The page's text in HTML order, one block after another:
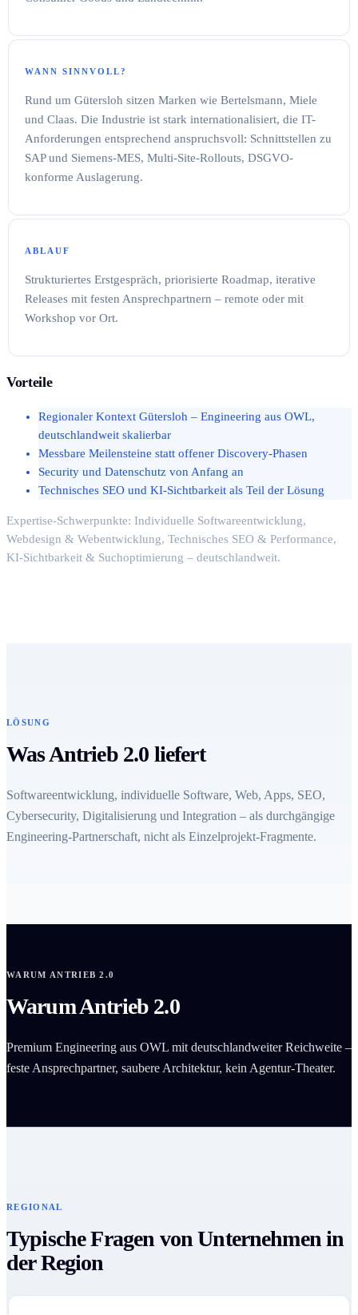
WANN SINNVOLL?
Rund um Gütersloh sitzen Marken wie Bertelsmann, Miele
und Claas. Die Industrie ist stark internationalisiert, die IT-
Anforderungen entsprechend anspruchsvoll: Schnittstellen zu
SAP und Siemens-MES, Multi-Site-Rollouts, DSGVO-
konforme Auslagerung.
ABLAUF
Strukturiertes Erstgespräch, priorisierte Roadmap, iterative
Releases mit festen Ansprechpartnern – remote oder mit
Workshop vor Ort.
Vorteile
Regionaler Kontext Gütersloh – Engineering aus OWL,
deutschlandweit skalierbar
Messbare Meilensteine statt offener Discovery-Phasen
Security und Datenschutz von Anfang an
Technisches SEO und KI-Sichtbarkeit als Teil der Lösung
Expertise-Schwerpunkte: Individuelle Softwareentwicklung,
Webdesign & Webentwicklung, Technisches SEO & Performance,
KI-Sichtbarkeit & Suchoptimierung – deutschlandweit.
LÖSUNG
Was Antrieb 2.0 liefert
Softwareentwicklung, individuelle Software, Web, Apps, SEO,
Cybersecurity, Digitalisierung und Integration – als durchgängige
Engineering-Partnerschaft, nicht als Einzelprojekt-Fragmente.
WARUM ANTRIEB 2.0
Warum Antrieb 2.0
Premium Engineering aus OWL mit deutschlandweiter Reichweite –
feste Ansprechpartner, saubere Architektur, kein Agentur-Theater.
REGIONAL
Typische Fragen von Unternehmen in
der Region